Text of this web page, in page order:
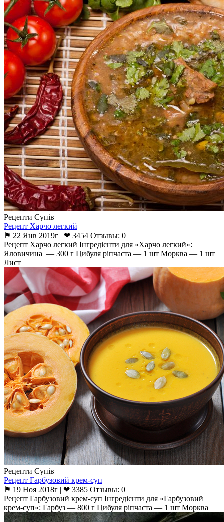
Рецепти Супів
Рецепт Харчо легкий
⚑ 22 Янв 2019г | ❤ 3454 Отзывы: 0
Рецепт Харчо легкий Інгредієнти для «Харчо легкий»:
Яловичина — 300 г Цибуля ріпчаста — 1 шт Морква — 1 шт
Лист
Рецепти Супів
Рецепт Гарбузовий крем-суп
⚑ 19 Ноя 2018г | ❤ 3385 Отзывы: 0
Рецепт Гарбузовий крем-суп Інгредієнти для «Гарбузовий
крем-суп»: Гарбуз — 800 г Цибуля ріпчаста — 1 шт Морква